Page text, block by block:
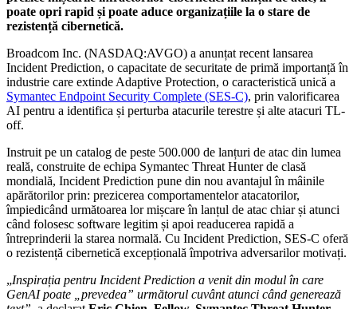
poate opri rapid și poate aduce organizațiile la o stare de
rezistență cibernetică.
Broadcom Inc. (NASDAQ:AVGO) a anunțat recent lansarea
Incident Prediction, o capacitate de securitate de primă importanță în
industrie care extinde Adaptive Protection, o caracteristică unică a
Symantec Endpoint Security Complete (SES-C), prin valorificarea
AI pentru a identifica și perturba atacurile terestre și alte atacuri TL-
off.
Instruit pe un catalog de peste 500.000 de lanțuri de atac din lumea
reală, construite de echipa Symantec Threat Hunter de clasă
mondială, Incident Prediction pune din nou avantajul în mâinile
apărătorilor prin: prezicerea comportamentelor atacatorilor,
împiedicând următoarea lor mișcare în lanțul de atac chiar și atunci
când folosesc software legitim și apoi readucerea rapidă a
întreprinderii la starea normală. Cu Incident Prediction, SES-C oferă
o rezistență cibernetică excepțională împotriva adversarilor motivați.
„Inspirația pentru Incident Prediction a venit din modul în care
GenAI poate „prevedea” următorul cuvânt atunci când generează